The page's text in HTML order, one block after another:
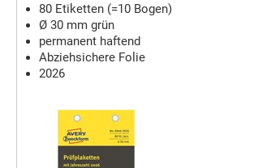
80 Etiketten (=10 Bogen)
Ø 30 mm grün
permanent haftend
Abziehsichere Folie
2026